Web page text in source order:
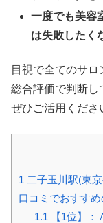
一度でも美容
は失敗したく
目視で全てのサロ
総合評価で判断し
ぜひご活用くださ
1 二子玉川駅(東
口コミでおすす
1.1 【1位】：